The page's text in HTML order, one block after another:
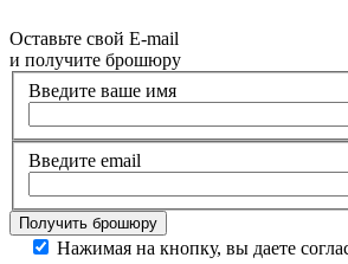
Оставьте свой E-mail
и получите брошюру
Введите ваше имя
Введите email
Нажимая на кнопку, вы даете